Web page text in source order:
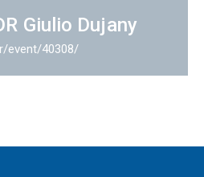
Giulio Dujany
event/40308/